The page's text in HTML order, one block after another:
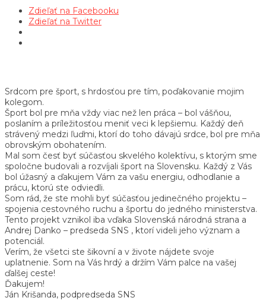
Zdieľať na Facebooku
Zdieľať na Twitter
Srdcom pre šport, s hrdosťou pre tím, poďakovanie mojim
kolegom.
Šport bol pre mňa vždy viac než len práca – bol vášňou,
poslaním a príležitosťou meniť veci k lepšiemu. Každý deň
strávený medzi ľuďmi, ktorí do toho dávajú srdce, bol pre mňa
obrovským obohatením.
Mal som česť byť súčasťou skvelého kolektívu, s ktorým sme
spoločne budovali a rozvíjali šport na Slovensku. Každý z Vás
bol úžasný a ďakujem Vám za vašu energiu, odhodlanie a
prácu, ktorú ste odviedli.
Som rád, že ste mohli byť súčasťou jedinečného projektu –
spojenia cestovného ruchu a športu do jedného ministerstva.
Tento projekt vznikol iba vďaka Slovenská národná strana a
Andrej Danko – predseda SNS , ktorí videli jeho význam a
potenciál.
Verím, že všetci ste šikovní a v živote nájdete svoje
uplatnenie. Som na Vás hrdý a držím Vám palce na vašej
ďalšej ceste!
Ďakujem!
Ján Krišanda, podpredseda SNS